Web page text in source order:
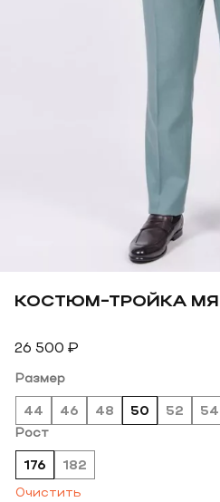
КОСТЮМ-ТРОЙКА
26 500 ₽
Размер
44 46 48 50 52 54
Рост
176
182
Очистить